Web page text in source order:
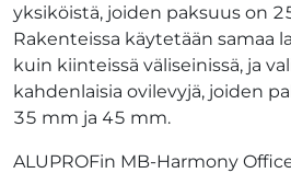
yksiköistä, joiden paksuus on
Rakenteissa käytetään samaa
kuin kiinteissä väliseinissä, ja
kahdenlaisia ovilevyjä, joiden
35 mm ja 45 mm.
ALUPROFin MB-Harmony